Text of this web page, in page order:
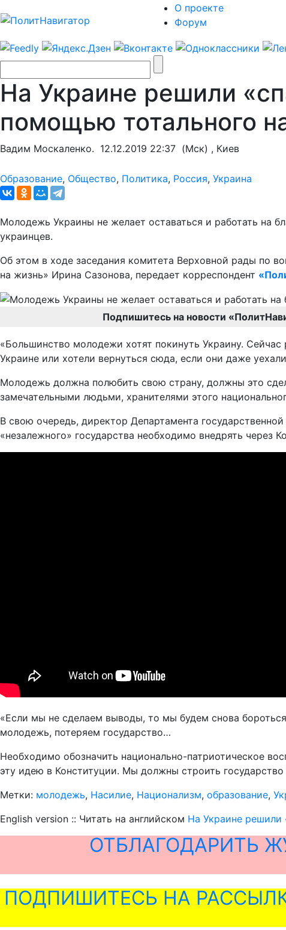
О проекте
Форум
На Украине решили
помощью тотального
Вадим Москаленко. 12.12.2019 22:37 (Мск) , Киев
Образование, Общество, Политика, Россия, Украина
Молодежь Украины не желает оставаться и работать на
украинцев.
Об этом в ходе заседания комитета Верховной рады по
на жизнь» Ирина Сазонова, передает корреспондент
Подпишитесь на новости
«Большинство молодежи хотят покинуть Украину.
Украине или хотели вернуться сюда, если они даже
Молодежь должна полюбить свою страну, должны это
замечательными людьми, хранителями этого
В свою очередь, директор Департамента
«незалежного» государства необходимо внедрять
«Если мы не сделаем выводы, то мы будем снова
молодежь, потеряем государство…
Необходимо обозначить национально-патриотическое
эту идею в Конституции. Мы должны строить
Метки: молодежь, Насилие, Национализм, образование,
English version :: Читать на английском На Украине решили
ОТБЛАГОДАРИТЬ
ПОДПИШИТЕСЬ НА